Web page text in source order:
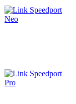
Speedport
Neo
Speedport
Pro